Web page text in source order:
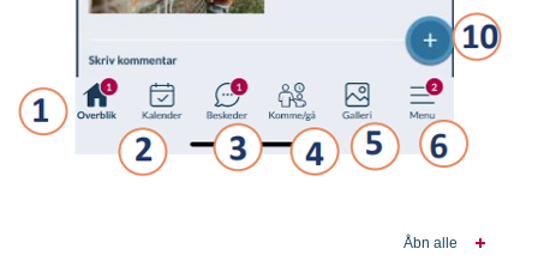
Åbn alle